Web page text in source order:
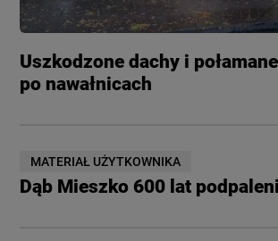
Uszkodzone dachy i
po nawałnicach
MATERIAŁ UŻYTKOWNIKA
Dąb Mieszko 600 lat